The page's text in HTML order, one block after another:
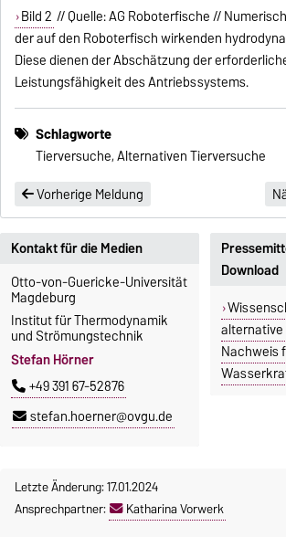
Bild 2 // Quelle: AG Roboterfische //
der auf den Roboterfisch wirkenden
Diese dienen der Abschätzung der
Leistungsfähigkeit des Antriebssystems.
Schlagworte
Tierversuche, Alternativen Tierversuche
Vorherige Meldung
Kontakt für die Medien
Otto-von-Guericke-Universität
Magdeburg
Institut für Thermodynamik
und Strömungstechnik
Stefan Hörner
+49 391 67-52876
stefan.hoerner@ovgu.de
Download
Nachweis
Letzte Änderung: 17.01.2024
Ansprechpartner:
Katharina Vorwerk